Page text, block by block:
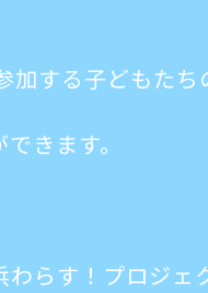
加する子どもたち
きます。
らす！プロジェ